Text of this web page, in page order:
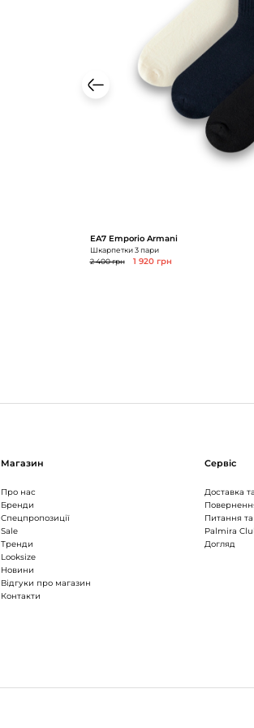
EA7 Emporio Armani
Шкарпетки 3 пари
2 400 грн
1 920 грн
Магазин
Про нас
Бренди
Спецпропозиції
Sale
Тренди
Looksize
Новини
Відгуки про магазин
Контакти
Сервіс
Доставка
Питання та
Palmira
Догляд